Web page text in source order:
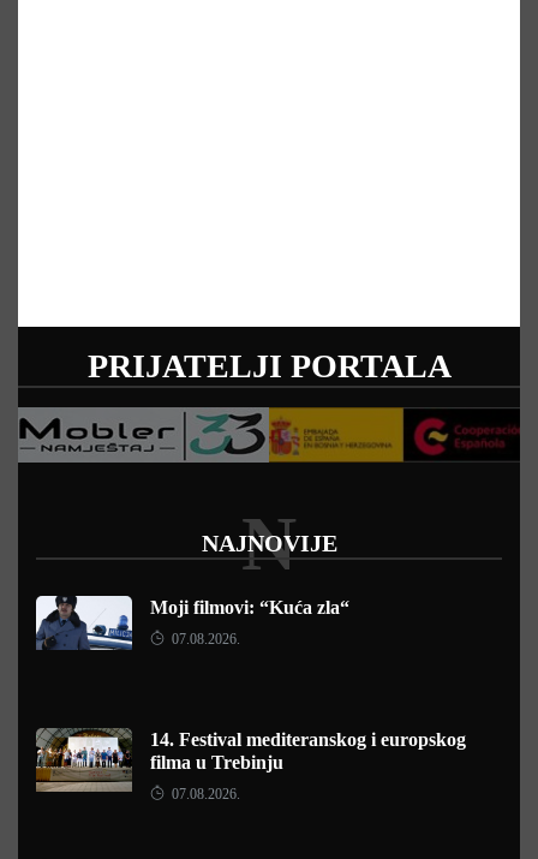
PRIJATELJI PORTALA
NAJNOVIJE
N
Moji filmovi: “Kuća zla“
07.08.2026.
14. Festival mediteranskog i europskog
filma u Trebinju
07.08.2026.